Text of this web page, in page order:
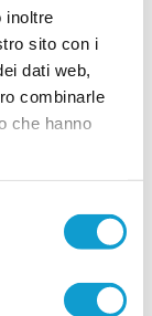
inoltre
sito con i
dati web,
combinarle
che hanno